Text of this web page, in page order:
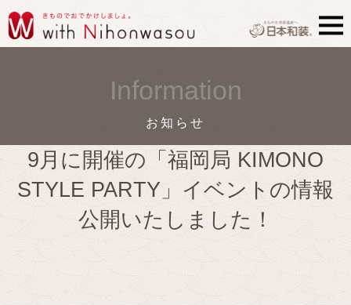
Information
お知らせ
9月に開催の「福岡局 KIMONO
STYLE PARTY」イベントの情報
公開いたしました！